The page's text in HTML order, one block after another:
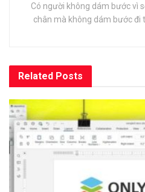
Có người không dám bước vì
chân mà không dám bước đi
Related Posts